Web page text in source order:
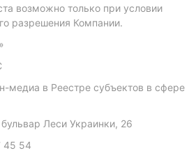
возможно только при условии
разрешения Компании.
медиа в Реестре субъектов в сфере
Леси Украинки, 26
45 54